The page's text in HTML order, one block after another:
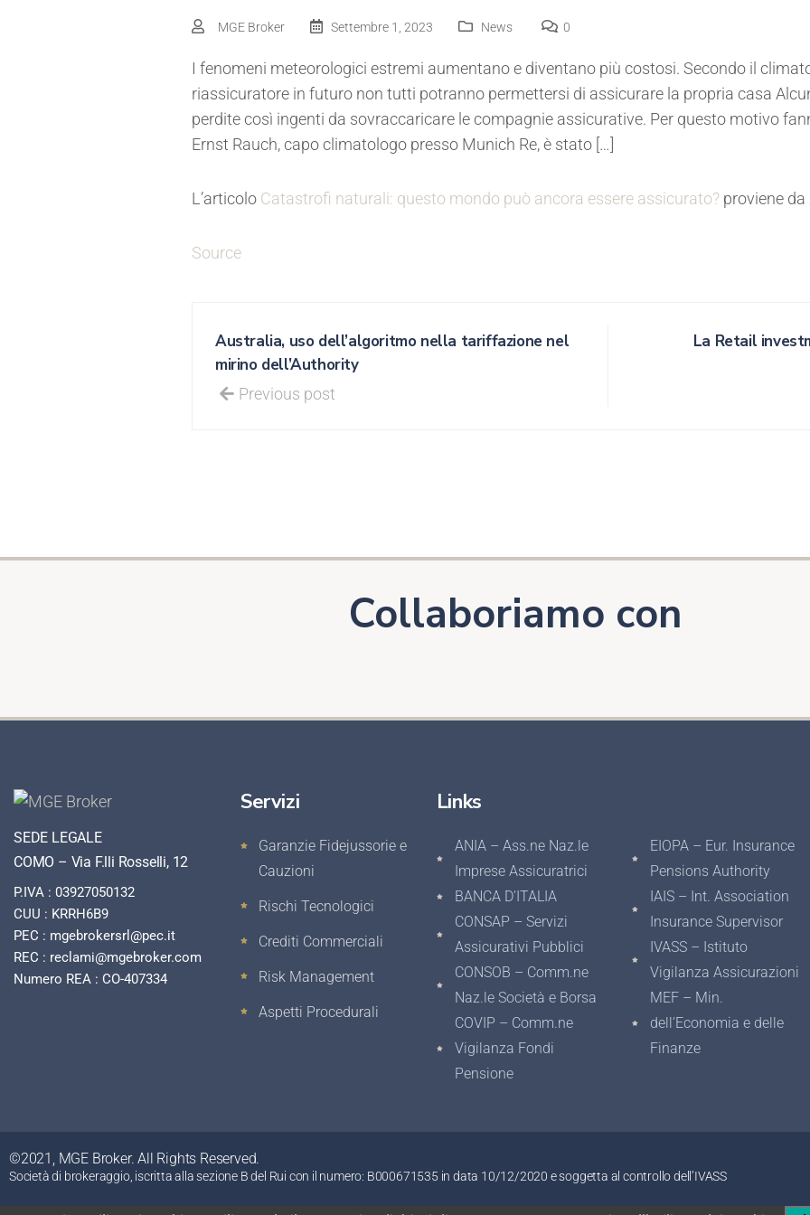
MGE Broker Settembre 1, 2023 News 0
I fenomeni meteorologici estremi aumentano e diventano più costosi. Secondo il
riassicuratore in futuro non tutti potranno permettersi di assicurare la propria casa
perdite così ingenti da sovraccaricare le compagnie assicurative. Per questo motivo
Ernst Rauch, capo climatologo presso Munich Re, è stato […]
L’articolo Catastrofi naturali: questo mondo può ancora essere assicurato? proviene da
Source
Australia, uso dell’algoritmo nella tariffazione nel
mirino dell’Authority
Previous post
La Retail
Collaboriamo con
SEDE LEGALE
COMO – Via F.lli Rosselli, 12
P.IVA : 03927050132
CUU : KRRH6B9
PEC : mgebrokersrl@pec.it
REC : reclami@mgebroker.com
Numero REA : CO-407334
Servizi
Garanzie Fidejussorie e
Cauzioni
Rischi Tecnologici
Crediti Commerciali
Risk Management
Aspetti Procedurali
Links
ANIA – Ass.ne Naz.le
Imprese Assicuratrici
BANCA D’ITALIA
CONSAP – Servizi
Assicurativi Pubblici
CONSOB – Comm.ne
Naz.le Società e Borsa
COVIP – Comm.ne
Vigilanza Fondi
Pensione
EIOPA – Eur. Insurance
Pensions Authority
IAIS – Int. Association
Insurance Supervisor
IVASS – Istituto
Vigilanza Assicurazioni
MEF – Min.
dell’Economia e delle
Finanze
©2021, MGE Broker. All Rights Reserved.
Società di brokeraggio, iscritta alla sezione B del Rui con il numero: B000671535 in data 10/12/2020 e soggetta al controllo dell’IVASS